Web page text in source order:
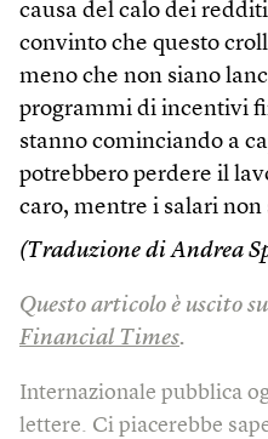
causa del calo dei
convinto che questo
meno che non siano
programmi di incentivi
stanno cominciando a
potrebbero perdere il
caro, mentre i salari non
(Traduzione di Andrea
Questo articolo è uscito
Financial Times.
Internazionale pubblica
lettere. Ci piacerebbe